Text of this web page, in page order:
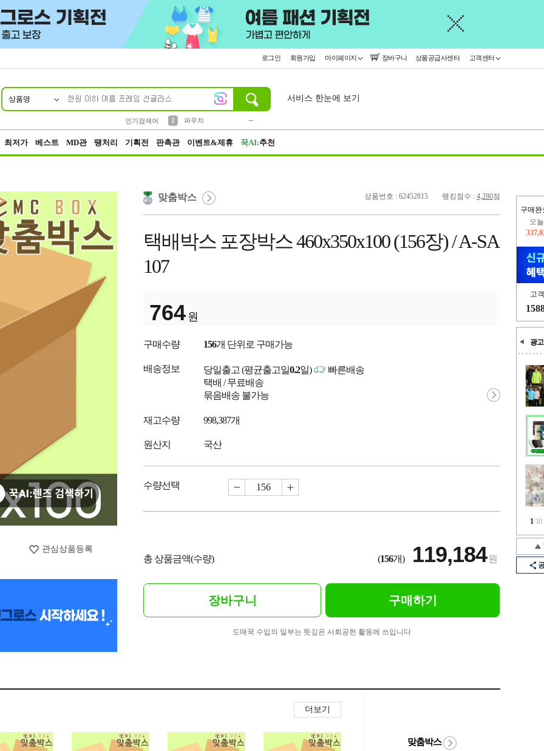
로그인 회원가입 마이페이지 장바구니 상품공급사센터 고객센터
상품명
인기검색어
2
파우치
서비스 한눈에 보기
최저가 베스트 MD관 땡처리 기획전 판촉관 이벤트&제휴 꾹AI:추천
구매완
오
고
광고
1/10
관심상품등록
상품번호 : 62452815 랭킹점수 : 4,280점
맞춤박스
택배박스 포장박스 460x350x100 (156장) / A-SA
107
764 원
구매수량 156개 단위로 구매가능
배송정보 당일출고 (평균출고일0.2일)
빠른배송
택배 / 무료배송
묶음배송 불가능
재고수량 998,387개
원산지 국산
수량선택
총 상품금액(수량) (156개) 119,184원
장바구니 구매하기
도매꾹 수입의 일부는 뜻깊은 사회공헌 활동에 쓰입니다
더보기
맞춤박스